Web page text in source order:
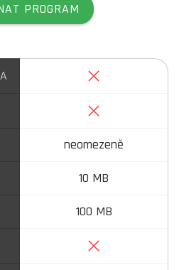
PROGRAM
Ne
Ne
neomezeně
10 MB
100 MB
Ne